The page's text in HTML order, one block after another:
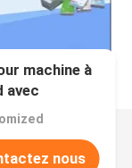
machine à
avec
nous